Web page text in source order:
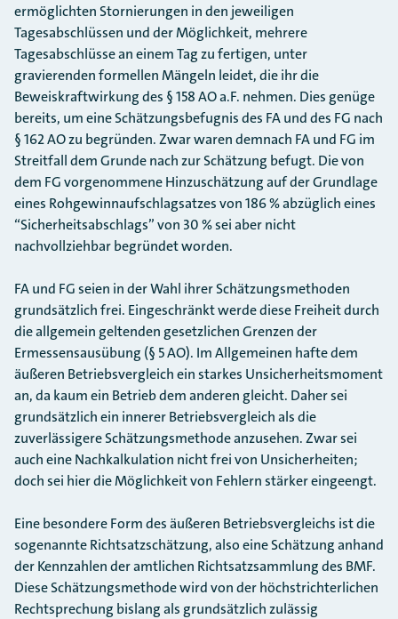
ermöglichten Stornierungen in den jeweiligen
Tagesabschlüssen und der Möglichkeit, mehrere
Tagesabschlüsse an einem Tag zu fertigen, unter
gravierenden formellen Mängeln leidet, die ihr die
Beweiskraftwirkung des § 158 AO a.F. nehmen. Dies genüge
bereits, um eine Schätzungsbefugnis des FA und des FG nach
§ 162 AO zu begründen. Zwar waren demnach FA und FG im
Streitfall dem Grunde nach zur Schätzung befugt. Die von
dem FG vorgenommene Hinzuschätzung auf der Grundlage
eines Rohgewinnaufschlagsatzes von 186 % abzüglich eines
“Sicherheitsabschlags” von 30 % sei aber nicht
nachvollziehbar begründet worden.
FA und FG seien in der Wahl ihrer Schätzungsmethoden
grundsätzlich frei. Eingeschränkt werde diese Freiheit durch
die allgemein geltenden gesetzlichen Grenzen der
Ermessensausübung (§ 5 AO). Im Allgemeinen hafte dem
äußeren Betriebsvergleich ein starkes Unsicherheitsmoment
an, da kaum ein Betrieb dem anderen gleicht. Daher sei
grundsätzlich ein innerer Betriebsvergleich als die
zuverlässigere Schätzungsmethode anzusehen. Zwar sei
auch eine Nachkalkulation nicht frei von Unsicherheiten;
doch sei hier die Möglichkeit von Fehlern stärker eingeengt.
Eine besondere Form des äußeren Betriebsvergleichs ist die
sogenannte Richtsatzschätzung, also eine Schätzung anhand
der Kennzahlen der amtlichen Richtsatzsammlung des BMF.
Diese Schätzungsmethode wird von der höchstrichterlichen
Rechtsprechung bislang als grundsätzlich zulässig